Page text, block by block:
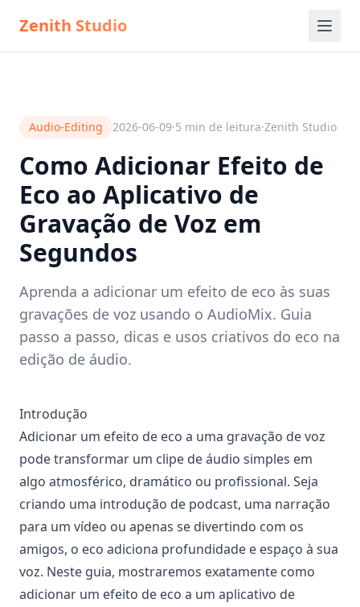
Zenith Studio
Audio-Editing 2026-06-09·5 min de leitura·Zenith Studio
Como Adicionar Efeito de
Eco ao Aplicativo de
Gravação de Voz em
Segundos
Aprenda a adicionar um efeito de eco às suas
gravações de voz usando o AudioMix. Guia
passo a passo, dicas e usos criativos do eco na
edição de áudio.
Introdução
Adicionar um efeito de eco a uma gravação de voz
pode transformar um clipe de áudio simples em
algo atmosférico, dramático ou profissional. Seja
criando uma introdução de podcast, uma narração
para um vídeo ou apenas se divertindo com os
amigos, o eco adiciona profundidade e espaço à sua
voz. Neste guia, mostraremos exatamente como
adicionar um efeito de eco a um aplicativo de